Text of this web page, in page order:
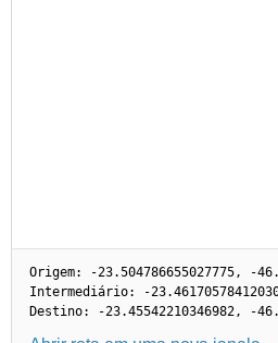
Origem: -23.504786655027775, -
Intermediário: -
Destino: -23.45542210346982, -